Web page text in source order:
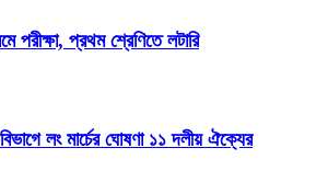
পরীক্ষা, প্রথম শ্রেণিতে লটারি
লং মার্চের ঘোষণা ১১ দলীয় ঐক্যের